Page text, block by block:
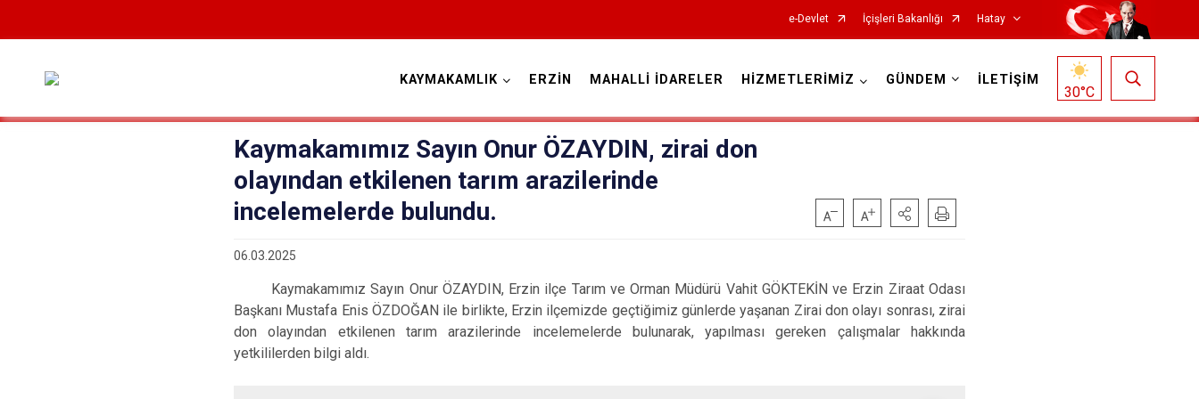
e-Devlet İçişleri Bakanlığı Hatay
Belen
Dörtyol
Samandağ
Yayladağı
KAYMAKAMLIK ERZİN MAHALLİ İDARELER HİZMETLERİMİZ GÜNDEM İLETİŞİM
30°C
Kaymakamımız Sayın Onur ÖZAYDIN, zirai don
olayından etkilenen tarım arazilerinde
incelemelerde bulundu.
06.03.2025
Kaymakamımız Sayın Onur ÖZAYDIN, Erzin ilçe Tarım ve Orman Müdürü Vahit GÖKTEKİN ve Erzin Ziraat Odası
Başkanı Mustafa Enis ÖZDOĞAN ile birlikte, Erzin ilçemizde geçtiğimiz günlerde yaşanan Zirai don olayı sonrası, zirai
don olayından etkilenen tarım arazilerinde incelemelerde bulunarak, yapılması gereken çalışmalar hakkında
yetkililerden bilgi aldı.